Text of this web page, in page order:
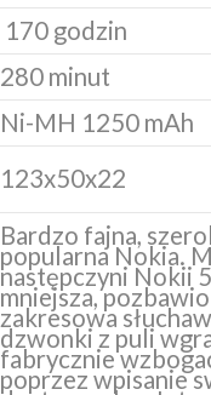
170 godzin
280 minut
Ni-MH 1250 mAh
123x50x22
Bardzo fajna,
popularna Nokia.
następczyni Nokii
mniejsza,
zakresowa
dzwonki z puli
fabrycznie
poprzez wpisanie